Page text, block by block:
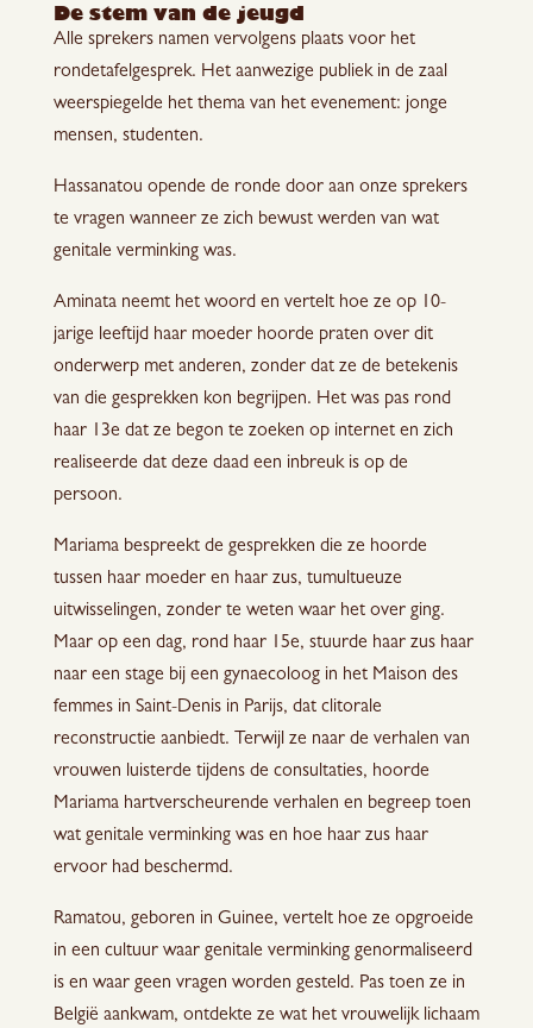
De stem van de jeugd
Alle sprekers namen vervolgens plaats voor het
rondetafelgesprek. Het aanwezige publiek in de zaal
weerspiegelde het thema van het evenement: jonge
mensen, studenten.
Hassanatou opende de ronde door aan onze sprekers
te vragen wanneer ze zich bewust werden van wat
genitale verminking was.
Aminata neemt het woord en vertelt hoe ze op 10-
jarige leeftijd haar moeder hoorde praten over dit
onderwerp met anderen, zonder dat ze de betekenis
van die gesprekken kon begrijpen. Het was pas rond
haar 13e dat ze begon te zoeken op internet en zich
realiseerde dat deze daad een inbreuk is op de
persoon.
Mariama bespreekt de gesprekken die ze hoorde
tussen haar moeder en haar zus, tumultueuze
uitwisselingen, zonder te weten waar het over ging.
Maar op een dag, rond haar 15e, stuurde haar zus haar
naar een stage bij een gynaecoloog in het Maison des
femmes in Saint-Denis in Parijs, dat clitorale
reconstructie aanbiedt. Terwijl ze naar de verhalen van
vrouwen luisterde tijdens de consultaties, hoorde
Mariama hartverscheurende verhalen en begreep toen
wat genitale verminking was en hoe haar zus haar
ervoor had beschermd.
Ramatou, geboren in Guinee, vertelt hoe ze opgroeide
in een cultuur waar genitale verminking genormaliseerd
is en waar geen vragen worden gesteld. Pas toen ze in
België aankwam, ontdekte ze wat het vrouwelijk lichaam